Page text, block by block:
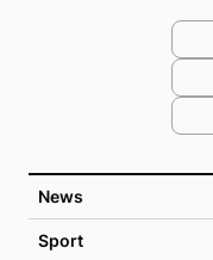
News
Sport